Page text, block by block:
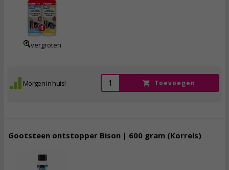
vergroten
Morgen in huis! Toevoegen
Gootsteen ontstopper Bison | 600 gram (Korrels)